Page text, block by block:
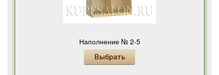
Наполнение № 2-5
Выбрать